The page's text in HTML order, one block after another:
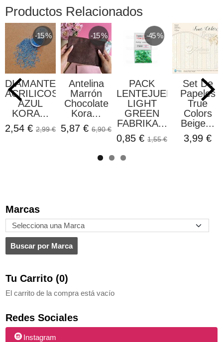
Marcas
Tu Carrito (0)
El carrito de la compra está vacío
Redes Sociales
Instagram
Productos Relacionados
-15 %
DIAMANTES
ACRILICOS
AZUL
KORA...
2,54 € 2,99 €
-15 %
Antelina
Marrón
Chocolate
Kora...
5,87 € 6,90 €
-45 %
PACK
LENTEJUELAS
LIGHT
GREEN
FABRIKA...
0,85 € 1,55 €
Set De
Papeles
True
Colors
Beige...
3,99 €